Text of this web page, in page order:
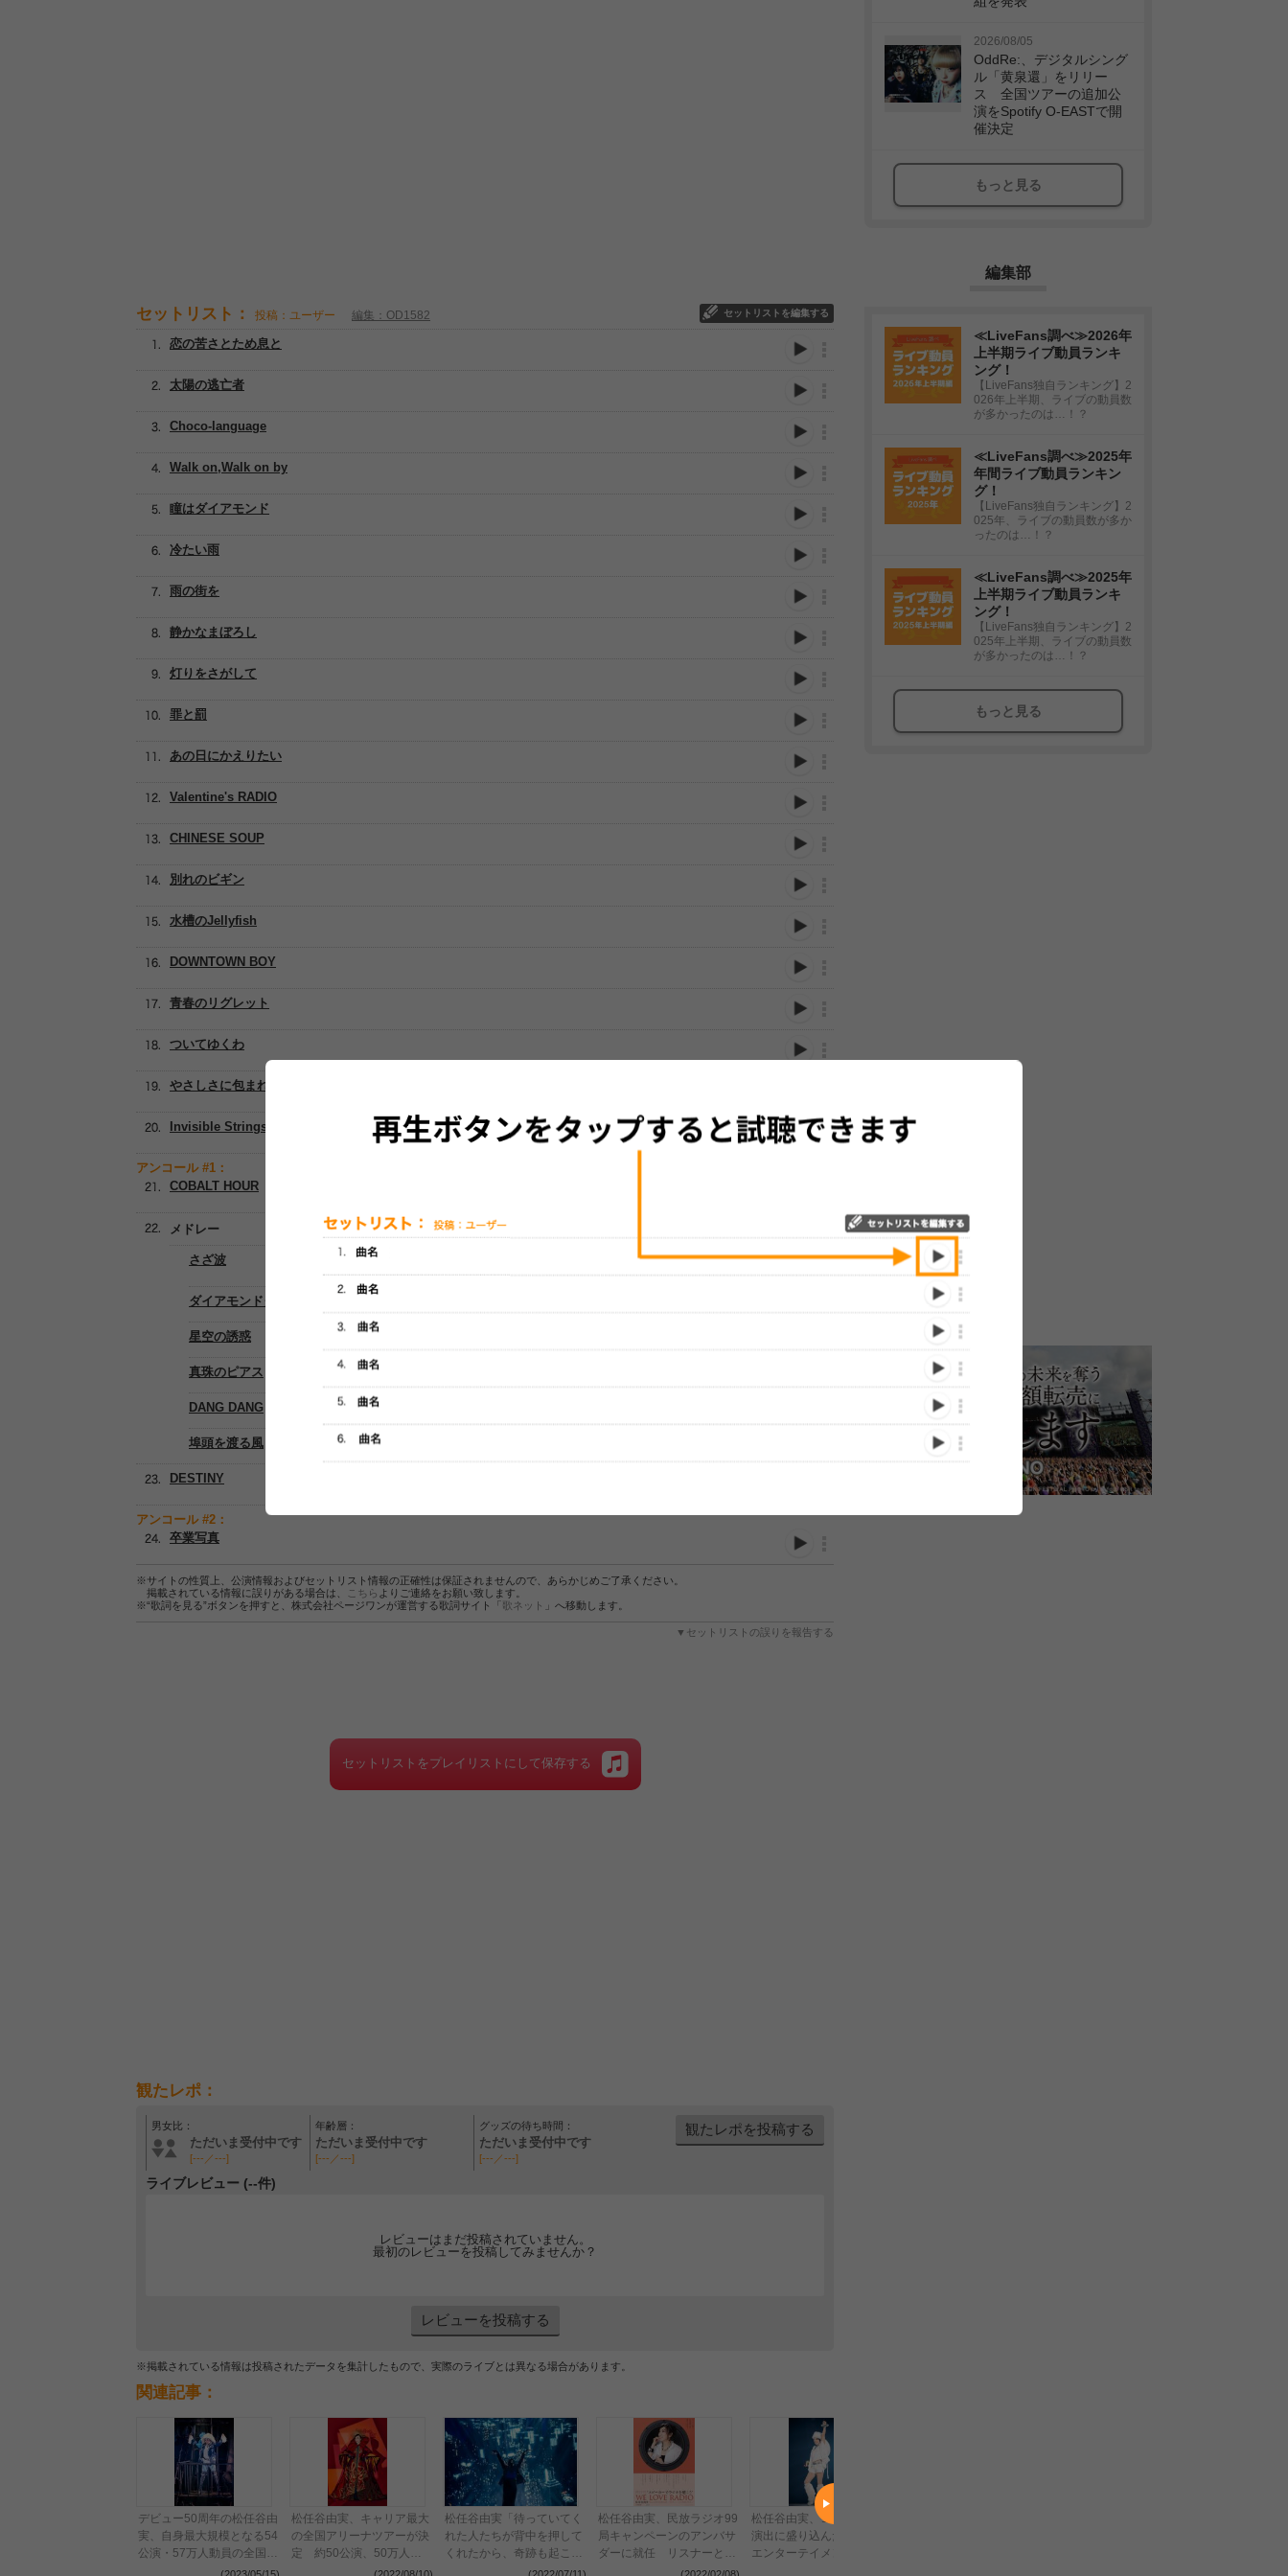
セットリスト： 投稿：ユーザー 編集：OD1582 セットリストを編集する
恋の苦さとため息と
太陽の逃亡者
Choco-language
Walk on,Walk on by
瞳はダイアモンド
冷たい雨
雨の街を
静かなまぼろし
灯りをさがして
罪と罰
あの日にかえりたい
Valentine's RADIO
CHINESE SOUP
別れのビギン
水槽のJellyfish
DOWNTOWN BOY
青春のリグレット
ついてゆくわ
やさしさに包まれたなら
Invisible Strings
アンコール #1：
COBALT HOUR
メドレー
さざ波
ダイアモンドダストが消えぬまに
星空の誘惑
真珠のピアス
DANG DANG
埠頭を渡る風
DESTINY
アンコール #2：
卒業写真
※サイトの性質上、公演情報およびセットリスト情報の正確性は保証されませんので、あらかじめご了承ください。
掲載されている情報に誤りがある場合は、
こちら よりご連絡をお願い致します。
※“歌詞を見る”ボタンを押すと、株式会社ページワンが運営する歌詞サイト「歌ネット 」へ移動します。
▼セットリストの誤りを報告する
セットリストをプレイリストにして保存する
観たレポ：
男女比：
ただいま受付中です
[---／---]
年齢層：
ただいま受付中です
[---／---]
グッズの待ち時間：
ただいま受付中です
[---／---]
観たレポを投稿する
ライブレビュー (--件)
レビューはまだ投稿されていません。
最初のレビューを投稿してみませんか？
レビューを投稿する
※掲載されている情報は投稿されたデータを集計したもので、実際のライブとは異なる場合があります。
関連記事：
デビュー50周年の松任谷由
実、自身最大規模となる54
公演・57万人動員の全国ア
リーナツアーがぴあアリー
(2023/05/15)
松任谷由実、キャリア最大
の全国アリーナツアーが決
定 約50公演、50万人を
(2022/08/10)
松任谷由実「待っていてく
れた人たちが背中を押して
くれたから、奇跡も起こせ
(2022/07/11)
松任谷由実、民放ラジオ99
局キャンペーンのアンバサ
ダーに就任 リスナーと作
るリクエストベストアルバ
(2022/02/08)
松任谷由実、コロナ対策を
演出に盛り込んだ近未来の
エンターテイメントが開
2026/08/05
OddRe:、デジタルシング
ル「黄泉還」をリリー
ス 全国ツアーの追加公
演をSpotify O-EASTで開
催決定
もっと見る
編集部
≪LiveFans調べ≫2026年
上半期ライブ動員ランキ
ング！
【LiveFans独自ランキング】2
026年上半期、ライブの動員数
が多かったのは…！？
≪LiveFans調べ≫2025年
年間ライブ動員ランキン
グ！
【LiveFans独自ランキング】2
025年、ライブの動員数が多か
ったのは…！？
≪LiveFans調べ≫2025年
上半期ライブ動員ランキ
ング！
【LiveFans独自ランキング】2
025年上半期、ライブの動員数
が多かったのは…！？
もっと見る